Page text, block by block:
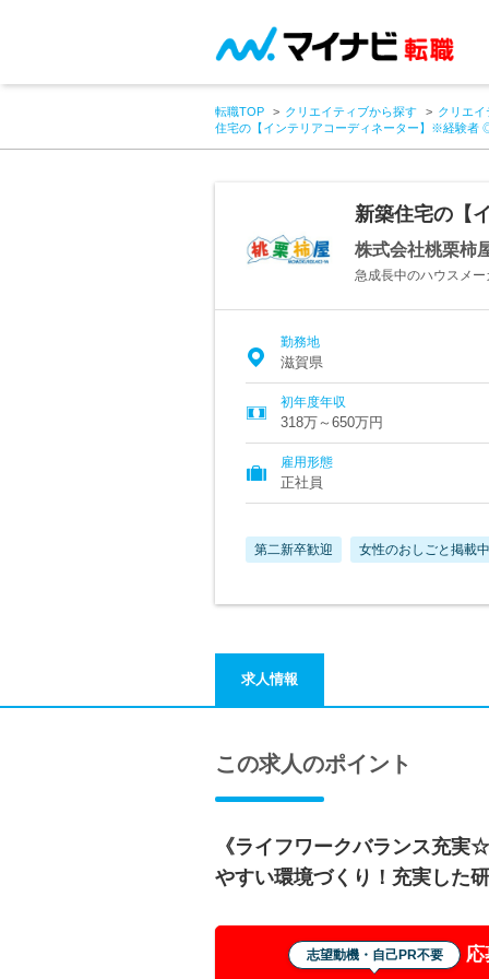
転職TOP クリエイティブから探す
クリエイ
住宅の【インテリアコーディネーター】※経験者
新築住宅の【
株式会社桃栗柿
急成長中のハウスメ
勤務地
滋賀県
初年度年収
318万～650万円
雇用形態
正社員
第二新卒歓迎 女性のおしごと掲載中
求人情報
この求人のポイント
《ライフワークバランス充
やすい環境づくり！充実した
志望動機・自己PR不要